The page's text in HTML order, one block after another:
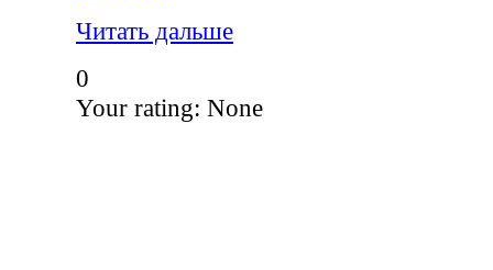
Читать дальше
0
Your rating: None